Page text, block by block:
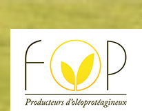
Panneau de gestion des cookies